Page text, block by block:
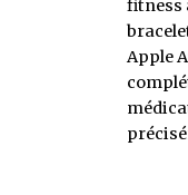
fitness
Apple